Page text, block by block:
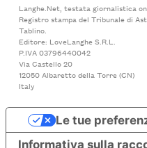
Langhe.Net, testata giornalistica
Registro stampa del Tribunale di
Tablino.
Editore: LoveLanghe S.R.L.
P.IVA 03796440042
Via Castello 20
12050 Albaretto della Torre (CN)
Italy
Informativa sulla
Le tue